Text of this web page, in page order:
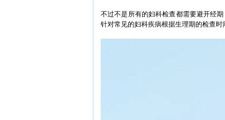
不过不是所有的妇科检查都需要避开经
针对常见的妇科疾病根据生理期的检查